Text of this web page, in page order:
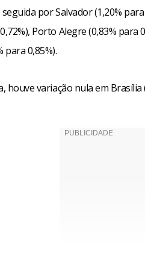
seguida por Salvador (1,20%
Porto Alegre (0,83% para
para 0,85%).
houve variação nula em Brasília